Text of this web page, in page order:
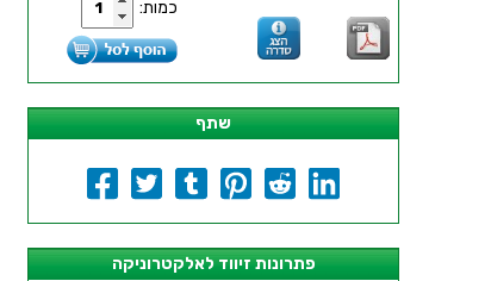
כמות:
שתף
פתרונות זיווד לאלקטרוניקה